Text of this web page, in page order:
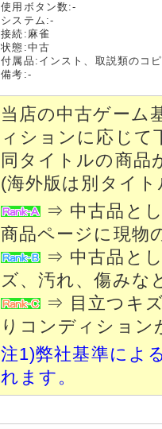
使用ボタン数:-
システム:-
接続:麻雀
状態:中古
付属品:インスト、取説類のコ
備考:-
当店の中古ゲーム
ィションに応じて
同タイトルの商品
(海外版は別タイ
⇒ 中古品とし
商品ページに現物
⇒ 中古品とし
ズ、汚れ、傷みな
⇒ 目立つキズ
りコンディション
注1)弊社基準によ
れます。